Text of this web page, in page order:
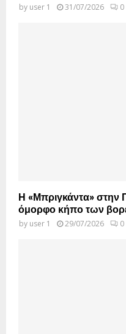
by user 1 31/07/2026 0
Η «Μπριγκάντα» στην
όμορφο κήπο των
by user 1 29/07/2026 0